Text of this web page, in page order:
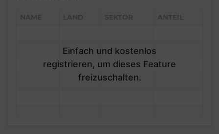
Einfach und kostenlos
registrieren, um dieses Feature
freizuschalten.